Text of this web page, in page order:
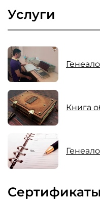
Услуги
Книга
Сертификаты